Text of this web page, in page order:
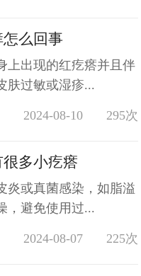
么回事
上出现的红疙瘩并且伴
肤过敏或湿疹...
2024-08-10 295次
多小疙瘩
炎或真菌感染，如脂溢
，避免使用过...
2024-08-07 225次